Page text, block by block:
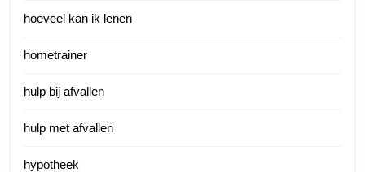
hoeveel kan ik lenen
hometrainer
hulp bij afvallen
hulp met afvallen
hypotheek